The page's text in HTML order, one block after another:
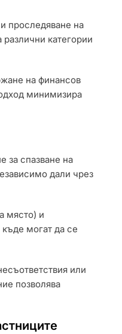
проследяване на
категории
на финансов
минимизира
за спазване на
дали чрез
място) и
могат да се
или
позволява